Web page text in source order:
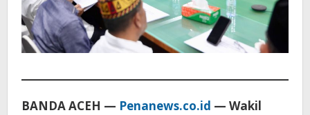
BANDA ACEH — Penanews.co.id — Wakil